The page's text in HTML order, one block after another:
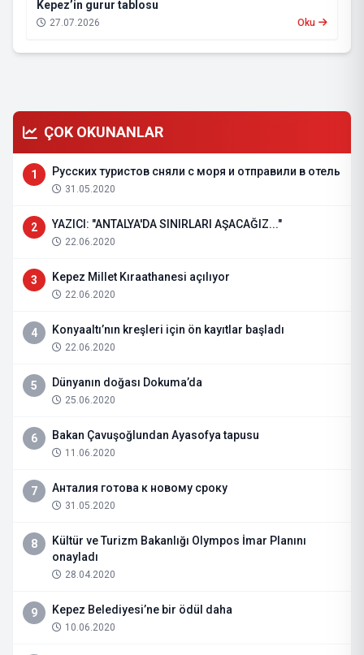
Kepez’in gurur tablosu
27.07.2026 Oku
ÇOK OKUNANLAR
1 Русских туристов сняли с моря и отправили в отель
31.05.2020
2 YAZICI: "ANTALYA'DA SINIRLARI AŞACAĞIZ..."
22.06.2020
3 Kepez Millet Kıraathanesi açılıyor
22.06.2020
4 Konyaaltı’nın kreşleri için ön kayıtlar başladı
22.06.2020
5 Dünyanın doğası Dokuma’da
25.06.2020
6 Bakan Çavuşoğlundan Ayasofya tapusu
11.06.2020
7 Анталия готова к новому сроку
31.05.2020
8
Kültür ve Turizm Bakanlığı Olympos İmar Planını
onayladı
28.04.2020
9 Kepez Belediyesi’ne bir ödül daha
10.06.2020